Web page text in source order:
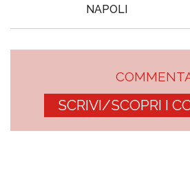
NAPOLI
SCRIVI/SCOPRI I